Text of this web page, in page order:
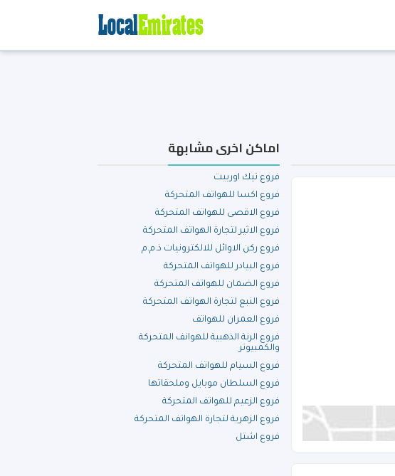
اماكن اخرى مشابهة
فروع تيك اوربيت
فروع اكسا للهواتف المتحركة
فروع الاقصى للهواتف المتحركة
فروع الاثير لتجارة الهواتف المتحركة
فروع ركن الاوائل للالكترونيات ذ.م.م
فروع البيادر للهواتف المتحركة
فروع الضمان للهواتف المتحركة
فروع النبع لتجارة الهواتف المتحركة
فروع العمران للهواتف
فروع الرنة الذهبية للهوانف المتحركة
والكمبيوتر
فروع السيام للهواتف المتحركة
فروع السلطان موبايل وملحقاتها
فروع الزعيم للهواتف المتحركة
فروع الزهرية لتجارة الهواتف المتحركة
فروع اشتل